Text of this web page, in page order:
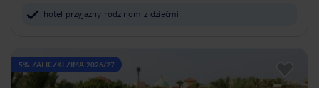
hotel przyjazny rodzinom z dziećmi
5% ZALICZKI ZIMA 2026/27